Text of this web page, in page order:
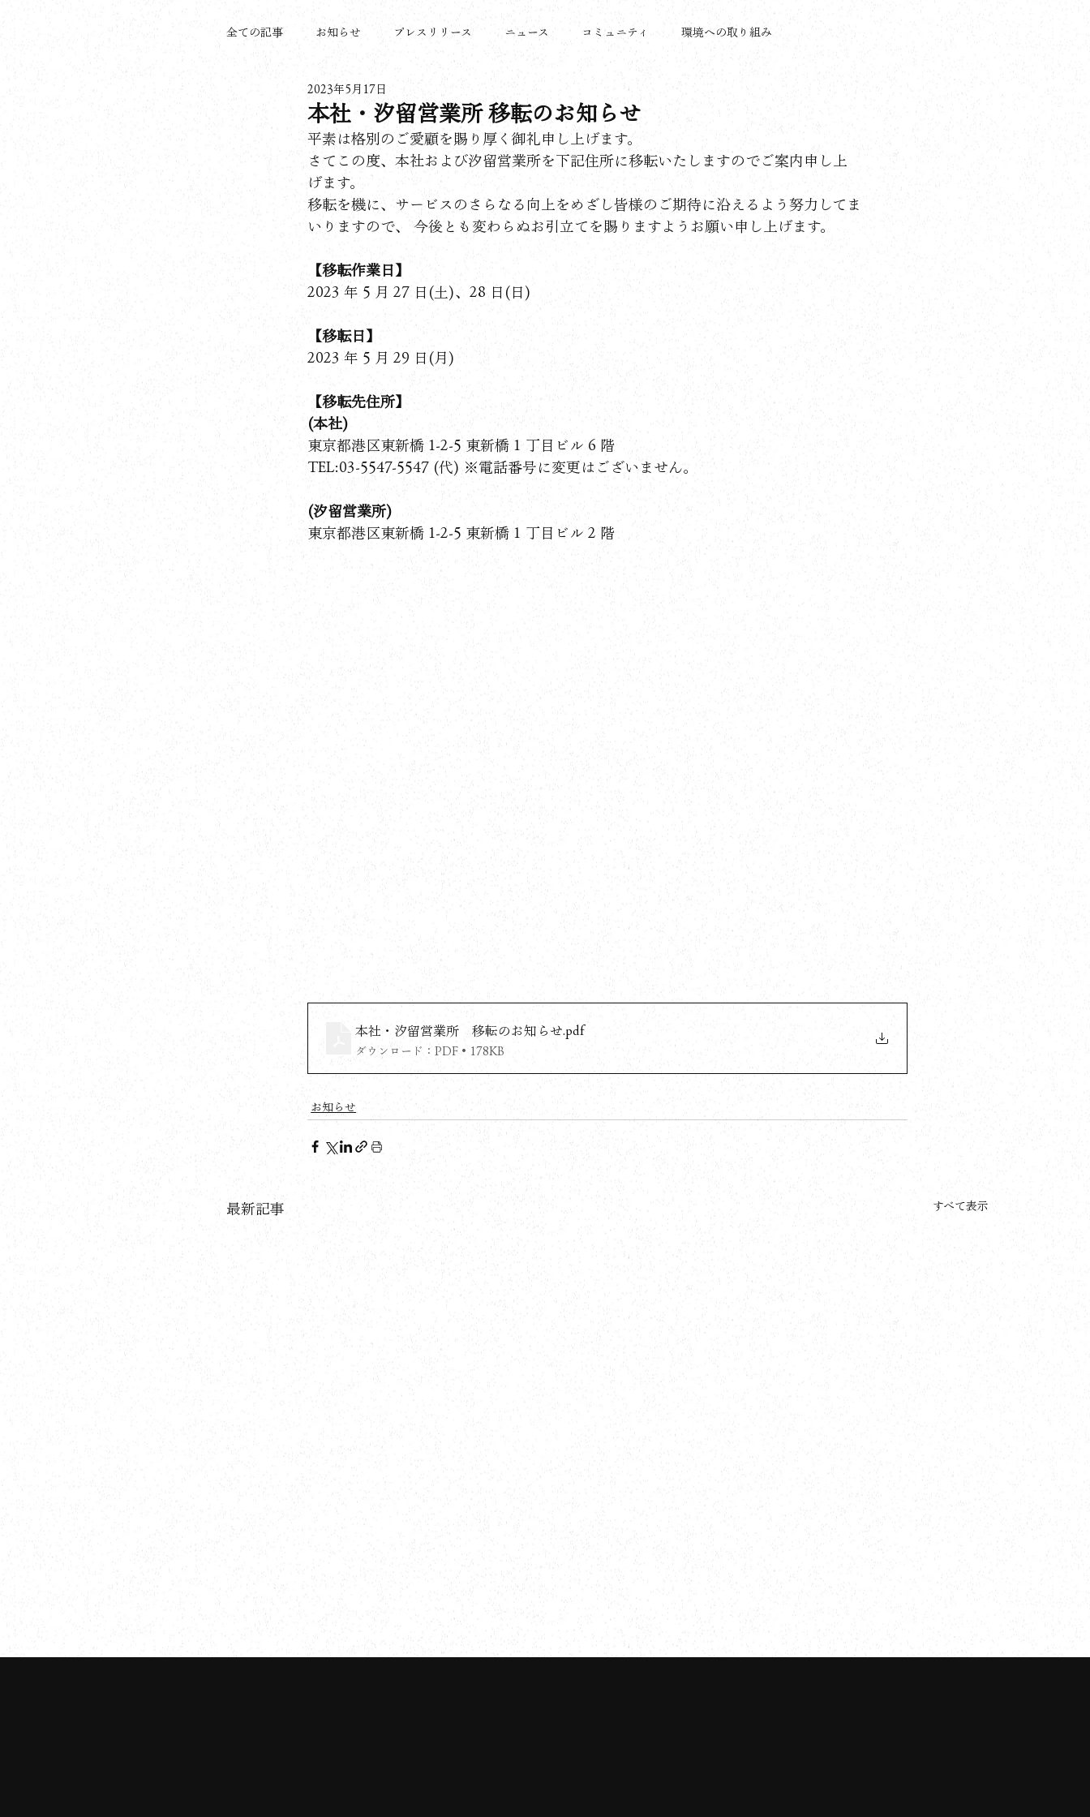
全ての記事 お知らせ プレスリリース ニュース コミュニティ 環境への取り組み
本社・汐留営業所 移転のお知らせ
2023年5月17日
平素は格別のご愛顧を賜り厚く御礼申し上げます。
さてこの度、本社および汐留営業所を下記住所に移転いたしますのでご案内申し上
げます。
移転を機に、サービスのさらなる向上をめざし皆様のご期待に沿えるよう努力してま
いりますので、 今後とも変わらぬお引立てを賜りますようお願い申し上げます。
【移転作業日】
2023 年 5 月 27 日(土)、28 日(日)
【移転日】
2023 年 5 月 29 日(月)
【移転先住所】
(本社)
東京都港区東新橋 1-2-5 東新橋 1 丁目ビル 6 階
TEL:03-5547-5547 (代) ※電話番号に変更はございません。
(汐留営業所)
東京都港区東新橋 1-2-5 東新橋 1 丁目ビル 2 階
本社・汐留営業所 移転のお知らせ.pdf
ダウンロード：PDF • 178KB
お知らせ
最新記事 すべて表示
ハイヤー新料金のご案内 タクシー新料金のご案内
各種ご予約窓口